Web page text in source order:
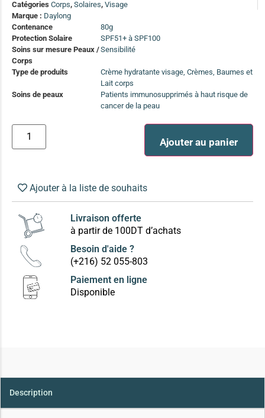
(13)
Soin anti-pelliculaire
Soin pointes cassantes et fourchues
Soins Solaires Ciblés
Pour chaque type de peau, une solution
Soins cibés adultes(67)
Soins ciblé bébé (0-5 ans)
(4)
Soins ciblé enfants / adolescent (5-18 ans)(3)
Catégories Corps, Solaires, Visage
Marque : Daylong
Contenance
80g
Protection Solaire
SPF51+ à SPF100
Soins sur mesure Peaux /
Corps
Sensibilité
Type de produits
Crème hydratante visage, Crèmes, Baumes et
Lait corps
Soins de peaux
Patients immunosupprimés à haut risque de
cancer de la peau
Ajouter au panier
Ajouter à la liste de souhaits
Livraison offerte
à partir de 100DT d’achats
Besoin d'aide ?
(+216) 52 055-803
Paiement en ligne
Disponible
Description